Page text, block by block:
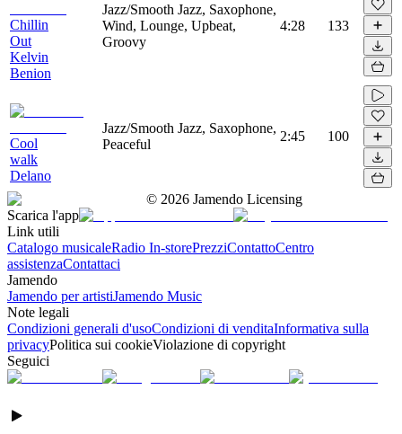
Chillin
Out
Kelvin
Benion
Jazz/Smooth Jazz, Saxophone,
Wind, Lounge, Upbeat,
Groovy
4:28 133
Cool
walk
Delano
Jazz/Smooth Jazz, Saxophone,
Peaceful
2:45 100
© 2026 Jamendo Licensing
Scarica l'app
Link utili
Catalogo musicaleRadio In-storePrezziContattoCentro
assistenzaContattaci
Jamendo
Jamendo per artistiJamendo Music
Note legali
Condizioni generali d'usoCondizioni di venditaInformativa sulla
privacyPolitica sui cookieViolazione di copyright
Seguici